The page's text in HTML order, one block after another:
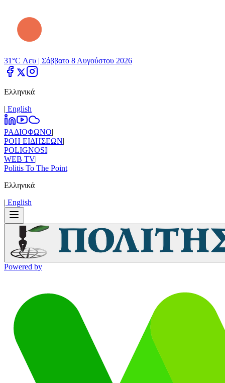
31°C Λευ | Σάββατο 8 Αυγούστου 2026
Ελληνικά
| Εnglish
ΡΑΔΙΟΦΩΝΟ|
ΡΟΗ ΕΙΔΗΣΕΩΝ|
POLIGNOSI|
WEB TV|
Politis To The Point
Ελληνικά
| Εnglish
Powered by